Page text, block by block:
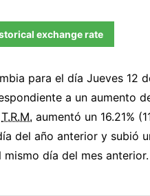
exchange rate
para el día Jueves 12
a un aumento
T.R.M. aumentó un 16.21%
del año anterior y subió
mismo día del mes anterior.